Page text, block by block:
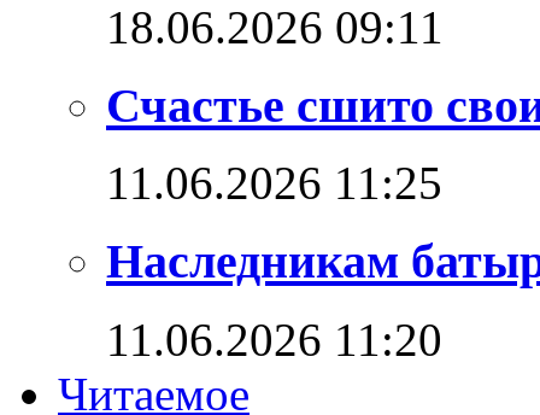
18.06.2026 09:11
Счастье сшито
11.06.2026 11:25
Наследникам
11.06.2026 11:20
Читаемое